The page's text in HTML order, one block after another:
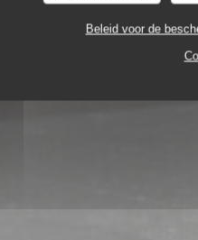
Beleid voor de